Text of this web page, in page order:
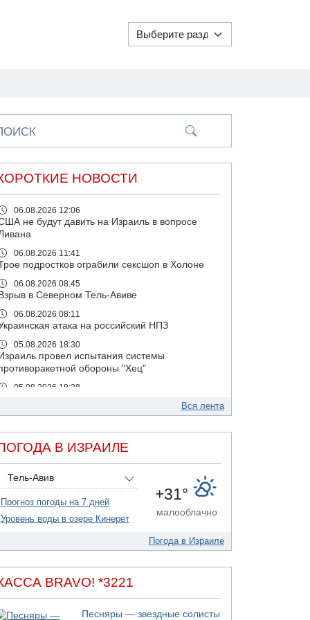
НОВОСТИ
06.08.2026 12:06
не будут давить на Израиль в вопросе
06.08.2026 11:41
подростков ограбили сексшоп в Холоне
06.08.2026 08:45
Взрыв в Северном Тель-Авиве
06.08.2026 08:11
атака на российский НПЗ
05.08.2026 18:30
Израиль провел испытания системы
обороны "Хец"
05.08.2026 18:28
05.08.2026 17:00
посол Израиля в ООН Гилад Эрдан
в четверг о создании новой
партии
05.08.2026 13:49
На севере Израиля на берег выбросило тело
05.08.2026 13:32
05.08.2026 10:16
активисты пытались ворваться в офис
сионизма"
Вся лента
В ИЗРАИЛЕ
Тель-Авив
Прогноз погоды на 7 дней
Уровень воды в озере Кинерет
+31°
малооблачно
Погода в Израиле
BRAVO! *3221
Песняры — звездные солисты